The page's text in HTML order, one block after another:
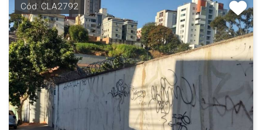
Cód: CLA2792